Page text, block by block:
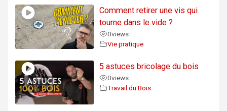
Comment retirer une vis qui
tourne dans le vide ?
0views
Vie pratique
5 astuces bricolage du bois
0views
Travail du Bois